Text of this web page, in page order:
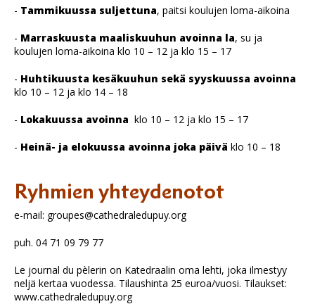
- Tammikuussa suljettuna, paitsi koulujen loma-aikoina
- Marraskuusta maaliskuuhun avoinna la, su ja
koulujen loma-aikoina klo 10 – 12 ja klo 15 – 17
- Huhtikuusta kesäkuuhun sekä syyskuussa avoinna
klo 10 – 12 ja klo 14 – 18
- Lokakuussa avoinna klo 10 – 12 ja klo 15 – 17
- Heinä- ja elokuussa avoinna joka päivä klo 10 – 18
Ryhmien yhteydenotot
e-mail: groupes@cathedraledupuy.org
puh. 04 71 09 79 77
Le journal du pèlerin on Katedraalin oma lehti, joka ilmestyy
neljä kertaa vuodessa. Tilaushinta 25 euroa/vuosi. Tilaukset:
www.cathedraledupuy.org